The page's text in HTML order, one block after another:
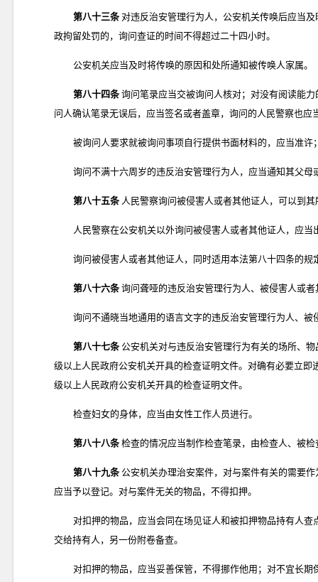
第八十三条 对违反治安管理行为人，公安机关传唤后应当
政拘留处罚的，询问查证的时间不得超过二十四小时。
公安机关应当及时将传唤的原因和处所通知被传唤人家属。
第八十四条 询问笔录应当交被询问人核对；对没有阅读能
问人确认笔录无误后，应当签名或者盖章，询问的人民警察也应
被询问人要求就被询问事项自行提供书面材料的，应当准
询问不满十六周岁的违反治安管理行为人，应当通知其父母
第八十五条 人民警察询问被侵害人或者其他证人，可以到
人民警察在公安机关以外询问被侵害人或者其他证人，应当
询问被侵害人或者其他证人，同时适用本法第八十四条的规
第八十六条 询问聋哑的违反治安管理行为人、被侵害人或
询问不通晓当地通用的语言文字的违反治安管理行为人、
第八十七条 公安机关对与违反治安管理行为有关的场所、
级以上人民政府公安机关开具的检查证明文件。对确有必要立
级以上人民政府公安机关开具的检查证明文件。
检查妇女的身体，应当由女性工作人员进行。
第八十八条 检查的情况应当制作检查笔录，由检查人、被
第八十九条 公安机关办理治安案件，对与案件有关的需要
应当予以登记。对与案件无关的物品，不得扣押。
对扣押的物品，应当会同在场见证人和被扣押物品持有人
交给持有人，另一份附卷备查。
对扣押的物品，应当妥善保管，不得挪作他用；对不宜长